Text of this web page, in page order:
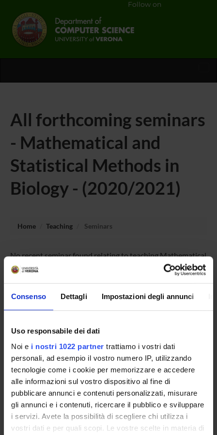
Consenso Dettagli Impostazioni degli annunci
Uso responsabile dei dati
Noi e i nostri 1022 partner trattiamo i vostri dati
personali, ad esempio il vostro numero IP, utilizzando
tecnologie come i cookie per memorizzare e accedere
alle informazioni sul vostro dispositivo al fine di
pubblicare annunci e contenuti personalizzati, misurare
gli annunci e i contenuti, ricercare il pubblico e sviluppare
i servizi. Avete la possibilità di scegliere chi utilizza i
vostri dati e per quali scopi. Le vostre scelte in materia di
Follow on
All forthcoming seminars
- Mathematical and
Statistical Methods in
Biology - (2020/2021)
Home Teaching Seminars
No recent seminar found relating to teaching Mathematical
and Statistical Methods in Biology.
STUDYING
COURSES
PHD PROGRAMMES AND POSTGRADUATE
TRAINING
Contacts
People
Places
Calendar